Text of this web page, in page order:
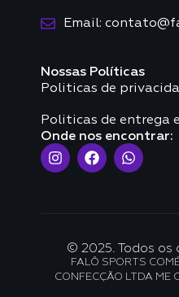
Email:
Nossas Políticas
Politicas de
Politicas de entrega
Onde nos encontrar:
© 2025. Todos
FALÔ SPORTS
CONFECÇÃO LTDA